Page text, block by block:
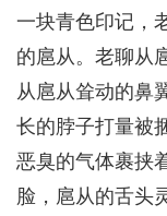
一块青色印记，
的扈从。老聊从
从扈从耸动的鼻
长的脖子打量被
恶臭的气体裹挟
脸，扈从的舌头